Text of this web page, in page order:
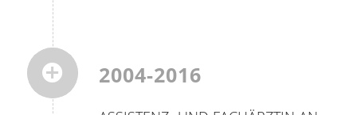
2004-2016